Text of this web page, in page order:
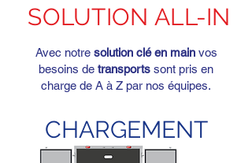
SOLUTION ALL-IN
Avec notre solution clé en mainvos
besoins de transports sont pris en
charge de A à Z par nos équipes.
CHARGEMENT